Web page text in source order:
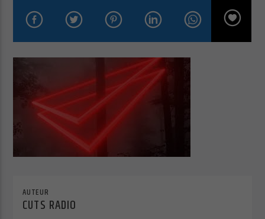
EN CE MOMENT
PHENOMENON
Cuts Radio
Cuts Hip Hop R&B
AUTEUR
CUTS RADIO